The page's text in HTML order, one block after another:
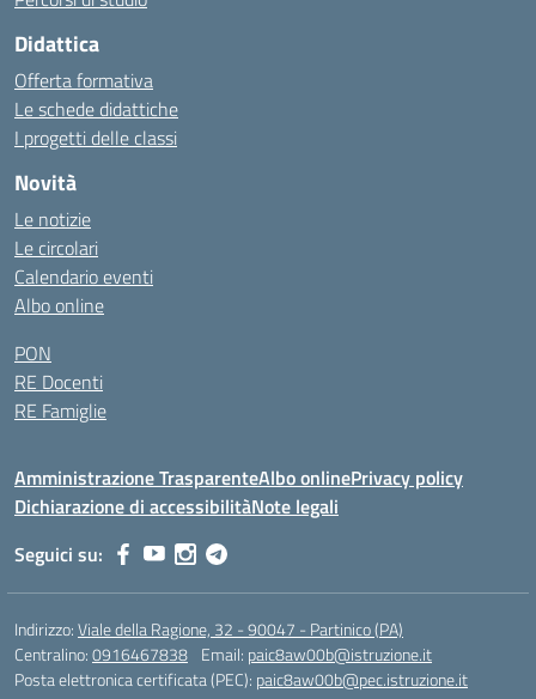
Didattica
Offerta formativa
Le schede didattiche
I progetti delle classi
Novità
Le notizie
Le circolari
Calendario eventi
Albo online
PON
RE Docenti
RE Famiglie
Amministrazione TrasparenteAlbo onlinePrivacy policy
Dichiarazione di accessibilitàNote legali
Seguici su:
Indirizzo:Viale della Ragione, 32 - 90047 - Partinico (PA)
Centralino:0916467838 Email: paic8aw00b@istruzione.it
Posta elettronica certificata (PEC): paic8aw00b@pec.istruzione.it